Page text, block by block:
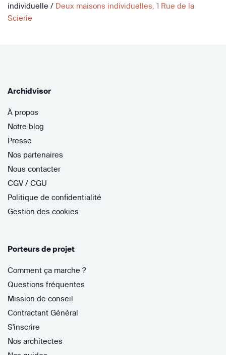
individuelle / Deux maisons individuelles, 1 Rue de la
Scierie
Archidvisor
À propos
Notre blog
Presse
Nos partenaires
Nous contacter
CGV / CGU
Politique de confidentialité
Gestion des cookies
Porteurs de projet
Comment ça marche ?
Questions fréquentes
Mission de conseil
Contractant Général
S'inscrire
Nos architectes